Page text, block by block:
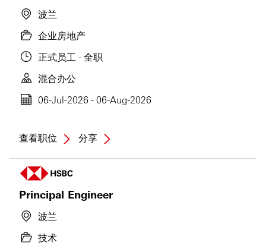
波兰
企业房地产
正式员工 - 全职
混合办公
06-Jul-2026 - 06-Aug-2026
查看职位 分享
Principal Engineer
波兰
技术